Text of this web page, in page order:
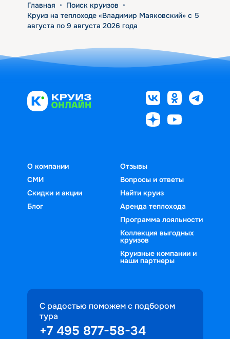
Главная • Поиск круизов •
Круиз на теплоходе «Владимир Маяковский» с 5
августа по 9 августа 2026 года
О компании
СМИ
Скидки и акции
Блог
Отзывы
Вопросы и ответы
Найти круиз
Аренда теплохода
Программа лояльности
Коллекция выгодных
круизов
Круизные компании и
наши партнеры
С радостью поможем с подбором
тура
+7 495 877-58-34